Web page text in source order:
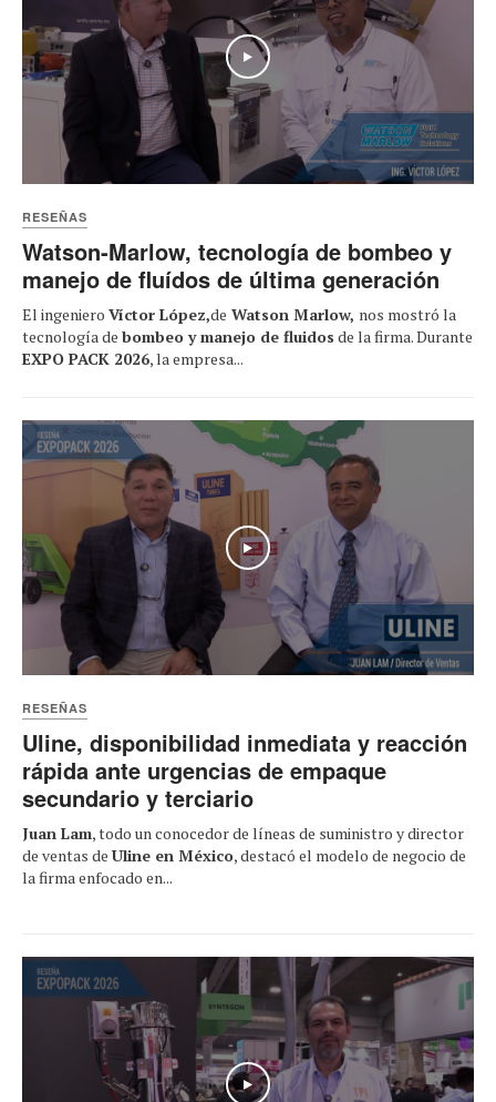
Play
RESEÑAS
Watson-Marlow, tecnología de bombeo y
manejo de fluídos de última generación
El ingeniero Víctor López,de Watson Marlow, nos mostró la
tecnología de bombeo y manejo de fluidos de la firma. Durante
EXPO PACK 2026, la empresa...
Play
RESEÑAS
Uline, disponibilidad inmediata y reacción
rápida ante urgencias de empaque
secundario y terciario
Juan Lam, todo un conocedor de líneas de suministro y director
de ventas de Uline en México, destacó el modelo de negocio de
la firma enfocado en...
Play